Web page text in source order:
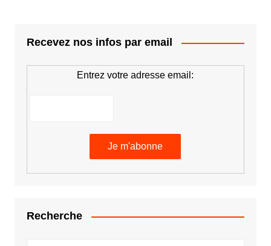
Recevez nos infos par email
Entrez votre adresse email:
Recherche